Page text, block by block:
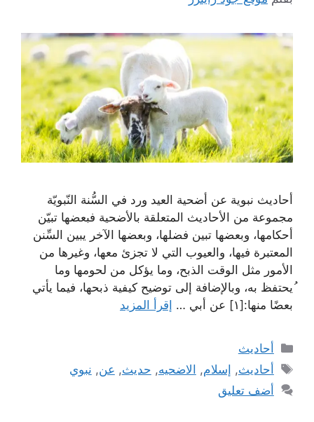
أحاديث نبوية عن أضحية العيد ورد في السُّنة النّبويّة
مجموعة من الأحاديث المتعلقة بالأضحية فبعضها تبيّن
أحكامها، وبعضها تبين فضلها، وبعضها الآخر يبين السِّنن
المعتبرة فيها، والعيوب التي لا تجزئ معها، وغيرها من
الأمور مثل الوقت الذبح، وما يؤكل من لحومها وما
ُيحتفظ به، وبالإضافة إلى توضيح كيفية ذبحها، فيما يأتي
بعضًا منها:[١] عن أبي …
إقرأ المزيد
التصنيفات
أحاديث
الوسوم
أحاديث, إسلام, الاضحيه, حديث, عن, نبوي
أضف تعليق